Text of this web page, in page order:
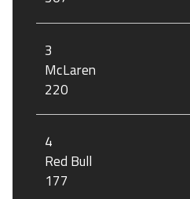
3
McLaren
220
4
Red Bull
177